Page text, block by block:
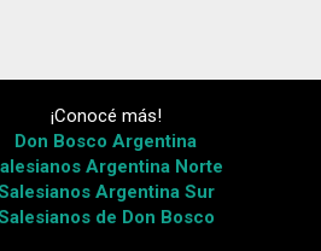
¡Conocé más!
Don Bosco Argentina
Argentina Norte
Argentina Sur
de Don Bosco